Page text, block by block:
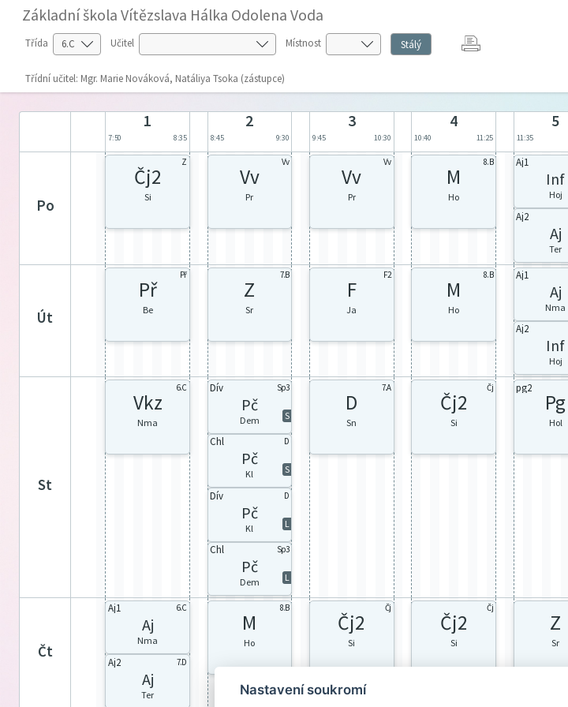
Základní škola Vítězslava Hálka Odolena Voda
Třída Učitel Místnost Stálý
Třídní učitel: Mgr. Marie Nováková, Natáliya Tsoka (zástupce)
1
7:50 8:35
2
8:45 9:30
3
9:45 10:30
4
10:40 11:25
5
11:35
po
Z
Čj2
Si
Vv
Vv
Pr
Vv
Vv
Pr
8.B
M
Ho
Aj1
Inf
Hoj
Aj2
Aj
Ter
út
Př
Př
Be
7.B
Z
Sr
F2
F
Ja
8.B
M
Ho
Aj1
Aj
Nma
Aj2
Inf
Hoj
st
6.C
Vkz
Nma
Dív Sp3
Pč
S
Dem
Chl D
Pč
S
Kl
Dív D
Pč
L
Kl
Chl Sp3
Pč
L
Dem
7.A
D
Sn
Čj
Čj2
Si
pg2
Pg
Hol
čt
Aj1 6.C
Aj
Nma
Aj2 7.D
Aj
Ter
8.B
M
Ho
Čj
Čj2
Si
Čj
Čj2
Si
Z
Sr
Nastavení soukromí